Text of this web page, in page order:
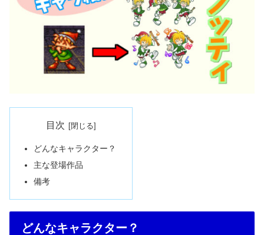
目次
どんなキャラクター？
主な登場作品
備考
どんなキャラクター？